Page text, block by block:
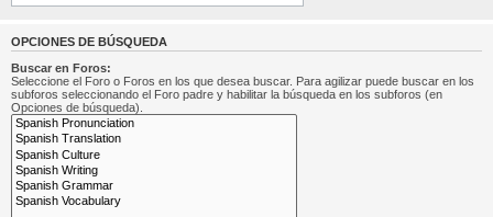
OPCIONES DE BÚSQUEDA
Buscar en Foros:
Seleccione el Foro o Foros en los que desea buscar. Para agilizar puede buscar en los
subforos seleccionando el Foro padre y habilitar la búsqueda en los subforos (en
Opciones de búsqueda).